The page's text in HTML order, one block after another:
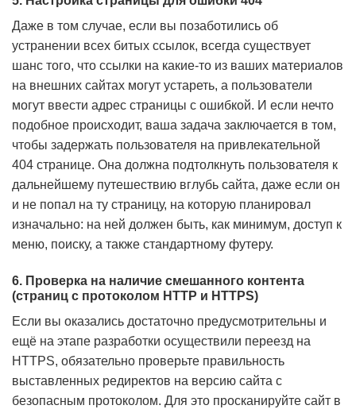
Даже в том случае, если вы позаботились об
устранении всех битых ссылок, всегда существует
шанс того, что ссылки на какие-то из ваших материалов
на внешних сайтах могут устареть, а пользователи
могут ввести адрес страницы с ошибкой. И если нечто
подобное происходит, ваша задача заключается в том,
чтобы задержать пользователя на привлекательной
404 странице. Она должна подтолкнуть пользователя к
дальнейшему путешествию вглубь сайта, даже если он
и не попал на ту страницу, на которую планировал
изначально: на ней должен быть, как минимум, доступ к
меню, поиску, а также стандартному футеру.
6. Проверка на наличие смешанного контента
(страниц с протоколом HTTP и HTTPS)
Если вы оказались достаточно предусмотрительны и
ещё на этапе разработки осуществили переезд на
HTTPS, обязательно проверьте правильность
выставленных редиректов на версию сайта с
безопасным протоколом. Для это просканируйте сайт в